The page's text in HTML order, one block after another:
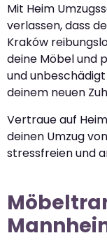
Mit Heim
verlassen, dass
Kraków
deine Möbel und
und
deinem neuen
Vertraue auf
deinen Umzug
stressfreien und